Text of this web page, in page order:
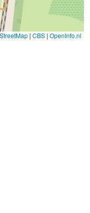
| CBS | OpenInfo.nl